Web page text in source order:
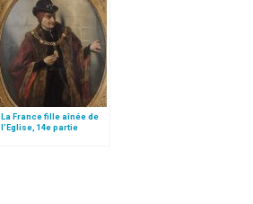
La France fille aînée de
l’Eglise, 14e partie